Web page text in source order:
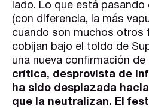
lado. Lo que está
(con diferencia, la más
cuando son muchos otros
cobijan bajo el toldo de
una nueva confirmación de
crítica, desprovista de
ha sido desplazada
que la neutralizan. El